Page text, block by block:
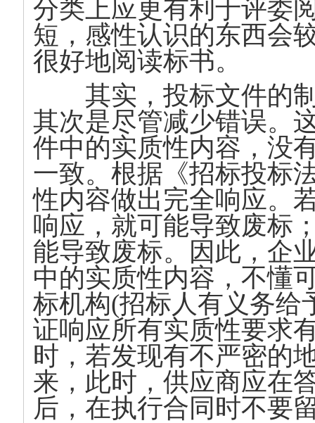
分类上应更有利于评委
短，感性认识的东西会
很好地阅读标书。
其实，投标文件的制
其次是尽管减少错误。
件中的实质性内容，没
一致。根据《招标投标
性内容做出完全响应。
响应，就可能导致废标
能导致废标。因此，企
中的实质性内容，不懂
标机构(招标人有义务给
证响应所有实质性要求
时，若发现有不严密的
来，此时，供应商应在
后，在执行合同时不要